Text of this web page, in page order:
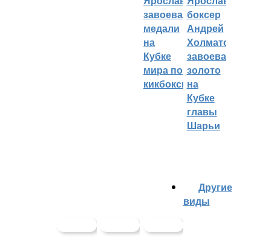
завоевали
медали
на
Кубке
мира по
кикбоксингу
боксер
Андрей
Холматов
завоевал
золото
на
Кубке
главы
Шарьи
Другие
виды